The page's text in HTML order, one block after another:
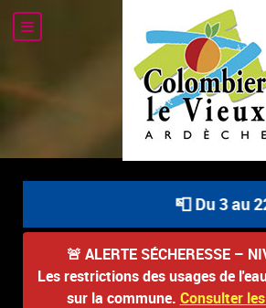
📮 Du 3 au
🚨 ALERTE SÉCHERESSE –
Les restrictions des usages de
sur la commune. Consulter